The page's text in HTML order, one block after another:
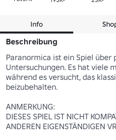
Info
Beschreibung
Paranormica ist ein Spiel über
Untersuchungen. Es hat viele
während es versucht, das
beizubehalten.
ANMERKUNG:
DIESES SPIEL IST NICHT
ANDEREN EIGENSTÄNDIGEN